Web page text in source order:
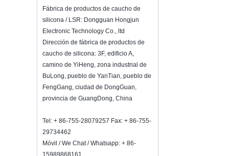
Chicago, IL, March 5-7, 20
We are going toattend The Inspired
Home Show,McCormick Place,
Chicago, IL, March 5-7, 2022,booth
number N6819, welcome to visit
¿Cómo mantener el vino fresco?
No bebas demasiado aunque sea un
hermético.Botella de vino de silicona ...
2018 HK mega show invitation
Asistiremos a Hong Kong Mega Show
Fábrica de productos de caucho de
silicona / LSR: Dongguan Hongjun
Electronic Technology Co., ltd
Dirección de fábrica de productos de
caucho de silicona: 3F, edificio A,
camino de YiHeng, zona industrial de
BuLong, pueblo de YanTian, ​​pueblo de
FengGang, ciudad de DongGuan,
provincia de GuangDong, China
Tel: + 86-755-28079257 Fax: + 86-755-
29734462
Móvil / We Chat / Whatsapp: + 86-
15989868161